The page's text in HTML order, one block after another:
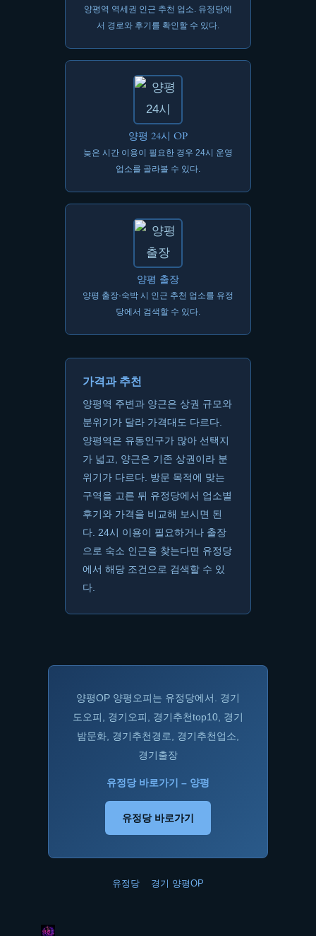
양평역 역세권 인근 추천 업소. 유정당에
서 경로와 후기를 확인할 수 있다.
양평 24시 OP
늦은 시간 이용이 필요한 경우 24시 운영
업소를 골라볼 수 있다.
양평 출장
양평 출장·숙박 시 인근 추천 업소를 유정
당에서 검색할 수 있다.
가격과 추천
양평역 주변과 양근은 상권 규모와
분위기가 달라 가격대도 다르다.
양평역은 유동인구가 많아 선택지
가 넓고, 양근은 기존 상권이라 분
위기가 다르다. 방문 목적에 맞는
구역을 고른 뒤 유정당에서 업소별
후기와 가격을 비교해 보시면 된
다. 24시 이용이 필요하거나 출장
으로 숙소 인근을 찾는다면 유정당
에서 해당 조건으로 검색할 수 있
다.
양평OP 양평오피는 유정당에서. 경기
도오피, 경기오피, 경기추천top10, 경기
밤문화, 경기추천경로, 경기추천업소,
경기출장
유정당 바로가기 – 양평
유정당 바로가기
유정당 경기 양평OP